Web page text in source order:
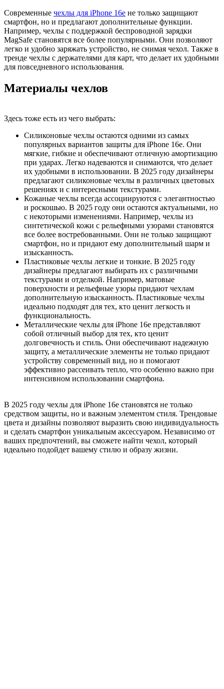
Современные чехлы для iPhone 16e не только защищают
смартфон, но и предлагают дополнительные функции.
Например, чехлы с поддержкой беспроводной зарядки
MagSafe становятся все более популярными. Они позволяют
легко и удобно заряжать устройство, не снимая чехол. Также в
тренде чехлы с держателями для карт, что делает их удобными
для повседневного использования.
Материалы чехлов
Здесь тоже есть из чего выбрать:
Силиконовые чехлы остаются одними из самых
популярных вариантов защиты для iPhone 16e. Они
мягкие, гибкие и обеспечивают отличную амортизацию
при ударах. Легко надеваются и снимаются, что делает
их удобными в использовании. В 2025 году дизайнеры
предлагают силиконовые чехлы в различных цветовых
решениях и с интересными текстурами.
Кожаные чехлы всегда ассоциируются с элегантностью
и роскошью. В 2025 году они остаются актуальными, но
с некоторыми изменениями. Например, чехлы из
синтетической кожи с рельефными узорами становятся
все более востребованными. Они не только защищают
смартфон, но и придают ему дополнительный шарм и
изысканность.
Пластиковые чехлы легкие и тонкие. В 2025 году
дизайнеры предлагают выбирать их с различными
текстурами и отделкой. Например, матовые
поверхности и рельефные узоры придают чехлам
дополнительную изысканность. Пластиковые чехлы
идеально подходят для тех, кто ценит легкость и
функциональность.
Металлические чехлы для iPhone 16е представляют
собой отличный выбор для тех, кто ценит
долговечность и стиль. Они обеспечивают надежную
защиту, а металлические элементы не только придают
устройству современный вид, но и помогают
эффективно рассеивать тепло, что особенно важно при
интенсивном использовании смартфона.
В 2025 году чехлы для iPhone 16e становятся не только
средством защиты, но и важным элементом стиля. Трендовые
цвета и дизайны позволяют выразить свою индивидуальность
и сделать смартфон уникальным аксессуаром. Независимо от
ваших предпочтений, вы сможете найти чехол, который
идеально подойдет вашему стилю и образу жизни.